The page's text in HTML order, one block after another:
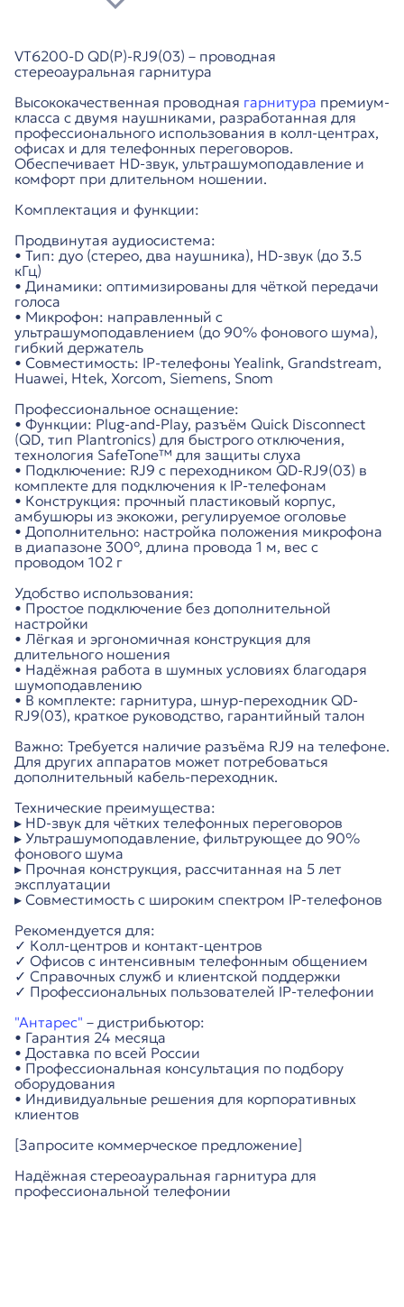
VT6200-D QD(P)-RJ9(03) – проводная
стереоауральная гарнитура
Высококачественная проводная гарнитура премиум-
класса с двумя наушниками, разработанная для
профессионального использования в колл-центрах,
офисах и для телефонных переговоров.
Обеспечивает HD-звук, ультрашумоподавление и
комфорт при длительном ношении.
Комплектация и функции:
Продвинутая аудиосистема:
• Тип: дуо (стерео, два наушника), HD-звук (до 3.5
кГц)
• Динамики: оптимизированы для чёткой передачи
голоса
• Микрофон: направленный с
ультрашумоподавлением (до 90% фонового шума),
гибкий держатель
• Совместимость: IP-телефоны Yealink, Grandstream,
Huawei, Htek, Xorcom, Siemens, Snom
Профессиональное оснащение:
• Функции: Plug-and-Play, разъём Quick Disconnect
(QD, тип Plantronics) для быстрого отключения,
технология SafeTone™ для защиты слуха
• Подключение: RJ9 с переходником QD-RJ9(03) в
комплекте для подключения к IP-телефонам
• Конструкция: прочный пластиковый корпус,
амбушюры из экокожи, регулируемое оголовье
• Дополнительно: настройка положения микрофона
в диапазоне 300°, длина провода 1 м, вес с
проводом 102 г
Удобство использования:
• Простое подключение без дополнительной
настройки
• Лёгкая и эргономичная конструкция для
длительного ношения
• Надёжная работа в шумных условиях благодаря
шумоподавлению
• В комплекте: гарнитура, шнур-переходник QD-
RJ9(03), краткое руководство, гарантийный талон
Важно: Требуется наличие разъёма RJ9 на телефоне.
Для других аппаратов может потребоваться
дополнительный кабель-переходник.
Технические преимущества:
▸ HD-звук для чётких телефонных переговоров
▸ Ультрашумоподавление, фильтрующее до 90%
фонового шума
▸ Прочная конструкция, рассчитанная на 5 лет
эксплуатации
▸ Совместимость с широким спектром IP-телефонов
Рекомендуется для:
✓ Колл-центров и контакт-центров
✓ Офисов с интенсивным телефонным общением
✓ Справочных служб и клиентской поддержки
✓ Профессиональных пользователей IP-телефонии
"Антарес" – дистрибьютор:
• Гарантия 24 месяца
• Доставка по всей России
• Профессиональная консультация по подбору
оборудования
• Индивидуальные решения для корпоративных
клиентов
[Запросите коммерческое предложение]
Надёжная стереоауральная гарнитура для
профессиональной телефонии